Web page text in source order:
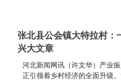
张北县公会镇大特拉村
兴大文章
河北新闻网讯（许文华）产业
正引领着乡村经济的全面升级